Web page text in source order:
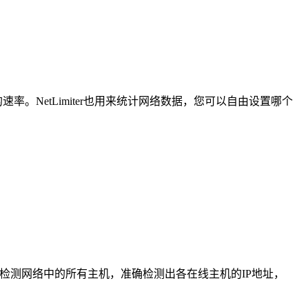
。NetLimiter也用来统计网络数据，您可以自由设置哪个
网络中的所有主机，准确检测出各在线主机的IP地址，